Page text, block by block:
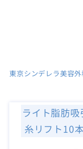
東京シンデレラ美容
ライト脂肪
糸リフト10